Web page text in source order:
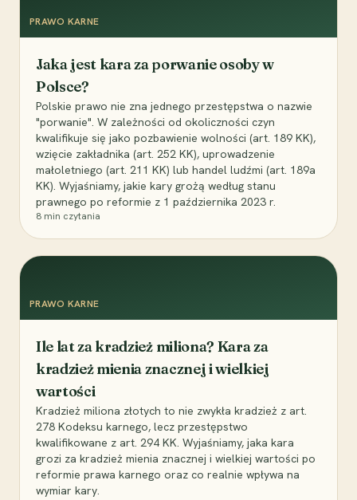
PRAWO KARNE
Jaka jest kara za porwanie osoby w
Polsce?
Polskie prawo nie zna jednego przestępstwa o nazwie
"porwanie". W zależności od okoliczności czyn
kwalifikuje się jako pozbawienie wolności (art. 189 KK),
wzięcie zakładnika (art. 252 KK), uprowadzenie
małoletniego (art. 211 KK) lub handel ludźmi (art. 189a
KK). Wyjaśniamy, jakie kary grożą według stanu
prawnego po reformie z 1 października 2023 r.
8 min czytania
PRAWO KARNE
Ile lat za kradzież miliona? Kara za
kradzież mienia znacznej i wielkiej
wartości
Kradzież miliona złotych to nie zwykła kradzież z art.
278 Kodeksu karnego, lecz przestępstwo
kwalifikowane z art. 294 KK. Wyjaśniamy, jaka kara
grozi za kradzież mienia znacznej i wielkiej wartości po
reformie prawa karnego oraz co realnie wpływa na
wymiar kary.